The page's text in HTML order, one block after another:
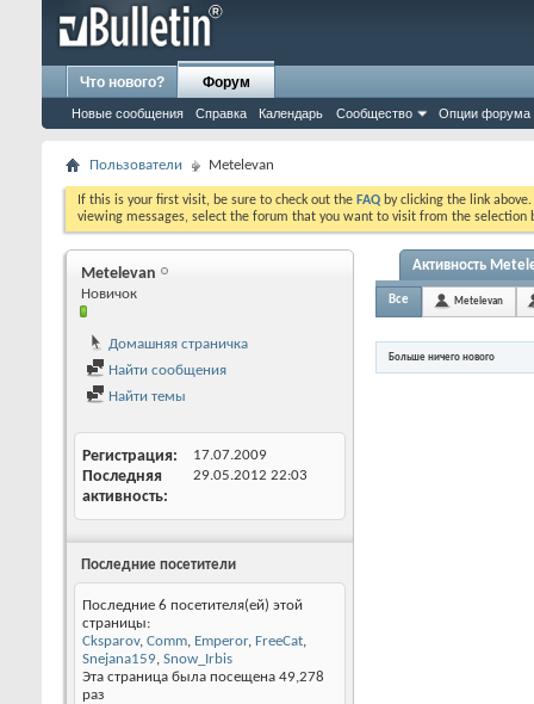
Что нового? Форум
Новые сообщения Справка Календарь Сообщество Опции форума
Пользователи Metelevan
If this is your first visit, be sure to check out the FAQ by clicking the link
viewing messages, select the forum that you want to visit from the selection
Metelevan
Новичок
Домашняя страничка
Найти сообщения
Найти темы
Регистрация 17.07.2009
Последняя
активность
29.05.2012 22:03
Последние посетители
Последние 6 посетителя(ей) этой
страницы:
Cksparov, Comm, Emperor, FreeCat,
Snejana159, Snow_Irbis
Эта страница была посещена 49,278
раз
Активность
Все Metelevan
Больше ничего нового